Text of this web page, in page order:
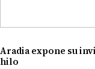
Aradia expone su
hilo